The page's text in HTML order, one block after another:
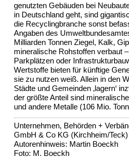
genutzten Gebäuden bei
in Deutschland geht, sind
die Recyclingbranche sonst
Angaben des
Milliarden Tonnen Ziegel, Kalk,
mineralische Rohstoffen verbaut
Parkplätzen oder
Wertstoffe bieten für künftige
sie zu nutzen weiß. Allein in den
Städte und Gemeinden ‚lagern‘
der größte Anteil sind
und andere Metalle (106 Mio.
Unternehmen, Behörden +
GmbH & Co KG (Kirchheim/Teck)
Autorenhinweis: Martin Boeckh
Foto: M. Boeckh